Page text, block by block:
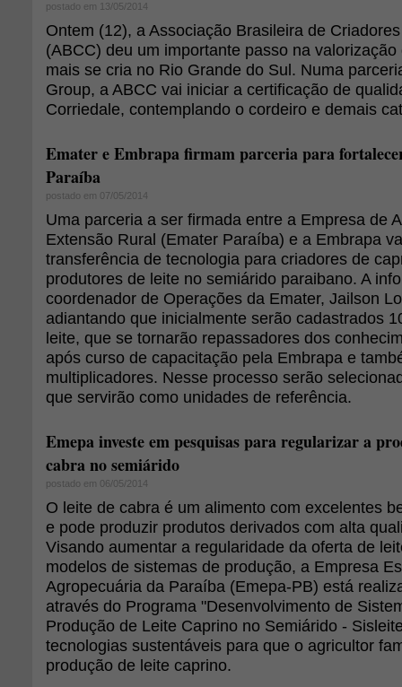
postado em 13/05/2014
Ontem (12), a Associação Brasileira de
(ABCC) deu um importante passo na
mais se cria no Rio Grande do Sul. Numa
Group, a ABCC vai iniciar a certificação de
Corriedale, contemplando o cordeiro e demais
Emater e Embrapa firmam parceria para
Paraíba
postado em 07/05/2014
Uma parceria a ser firmada entre a Empresa de
Extensão Rural (Emater Paraíba) e a Embrapa
transferência de tecnologia para criadores de
produtores de leite no semiárido paraibano. A
coordenador de Operações da Emater, Jailson
adiantando que inicialmente serão cadastrados
leite, que se tornarão repassadores dos
após curso de capacitação pela Embrapa e
multiplicadores. Nesse processo serão
que servirão como unidades de referência.
Emepa investe em pesquisas para regularizar a
cabra no semiárido
postado em 06/05/2014
O leite de cabra é um alimento com excelentes
e pode produzir produtos derivados com alta
Visando aumentar a regularidade da oferta de
modelos de sistemas de produção, a Empresa
Agropecuária da Paraíba (Emepa-PB) está
através do Programa "Desenvolvimento de
Produção de Leite Caprino no Semiárido -
tecnologias sustentáveis para que o agricultor
produção de leite caprino.